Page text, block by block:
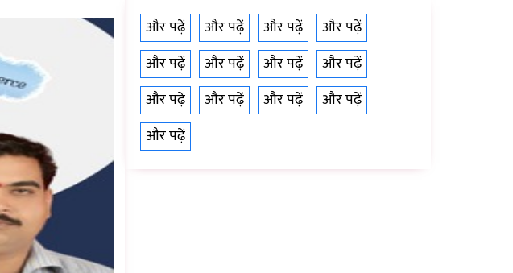
और पढ़ें और पढ़ें और पढ़ें
और पढ़ें
और पढ़ें
और पढ़ें और पढ़ें
और पढ़ें
और पढ़ें
और पढ़ें और पढ़ें
और पढ़ें
और पढ़ें